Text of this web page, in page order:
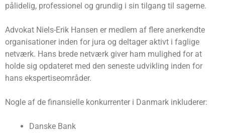
pålidelig, professionel og grundig i sin tilgang til sagerne.
Advokat Niels-Erik Hansen er medlem af flere anerkendte
organisationer inden for jura og deltager aktivt i faglige
netværk. Hans brede netværk giver ham mulighed for at
holde sig opdateret med den seneste udvikling inden for
hans ekspertiseområder.
Nogle af de finansielle konkurrenter i Danmark inkluderer:
Danske Bank